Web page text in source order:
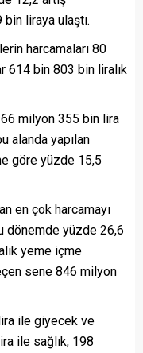
liraya ulaştı.
harcamaları 80
614 bin 803 bin liralık
milyon 355 bin lira
alanda yapılan
göre yüzde 15,5
en çok harcamayı
dönemde yüzde 26,6
yeme içme
sene 846 milyon
ile giyecek ve
ile sağlık, 198